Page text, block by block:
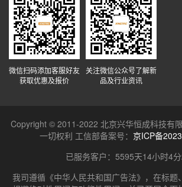
微信扫码添加客服好友
获取优惠及报价
关注微信公众号了解新
品及行业资讯
Copyright © 2011-2022 北京兴华恒成科技有
一切权利 工信部备案号： 京ICP备
已服务客户： 5595天14小时4
我司遵循《中华人民共和国广告法》，在标题